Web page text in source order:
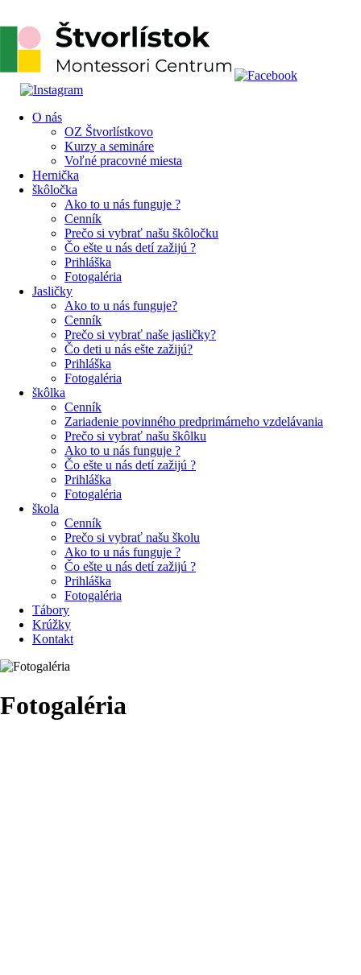
O nás
OZ Štvorlístkovo
Kurzy a semináre
Voľné pracovné miesta
Hernička
škôločka
Ako to u nás funguje ?
Cenník
Prečo si vybrať našu škôločku
Čo ešte u nás detí zažijú ?
Prihláška
Fotogaléria
Jasličky
Ako to u nás funguje?
Cenník
Prečo si vybrať naše jasličky?
Čo deti u nás ešte zažijú?
Prihláška
Fotogaléria
škôlka
Cenník
Zariadenie povinného predprimárneho vzdelávania
Prečo si vybrať našu škôlku
Ako to u nás funguje ?
Čo ešte u nás detí zažijú ?
Prihláška
Fotogaléria
škola
Cenník
Prečo si vybrať našu školu
Ako to u nás funguje ?
Čo ešte u nás detí zažijú ?
Prihláška
Fotogaléria
Tábory
Krúžky
Kontakt
Fotogaléria